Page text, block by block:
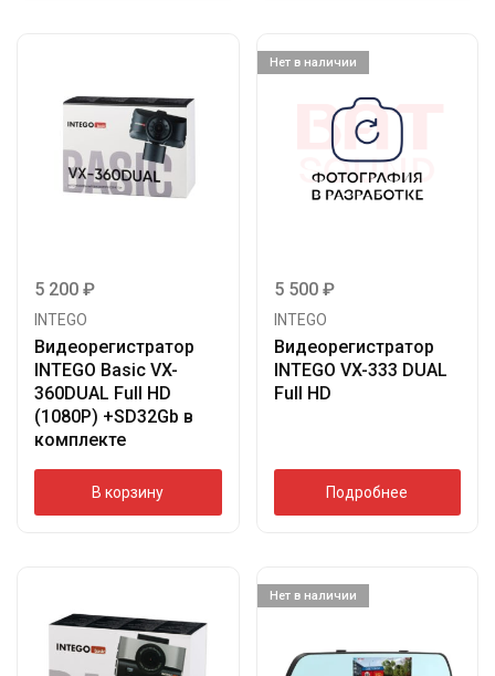
5 200 ₽
INTEGO
Видеорегистратор
INTEGO Basic VX-
360DUAL Full HD
(1080P) +SD32Gb в
комплекте
В корзину
Нет в наличии
5 500 ₽
INTEGO
Видеорегистратор
INTEGO VX-333 DUAL
Full HD
Подробнее
Нет в наличии